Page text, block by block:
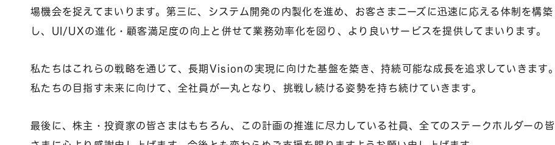
場機会を捉えてまいります。第三に、システム開発の内製化を進め、お客さまニーズに迅速に応える体制を構築
し、UI/UXの進化・顧客満足度の向上と併せて業務効率化を図り、より良いサービスを提供してまいります。
私たちはこれらの戦略を通じて、長期Visionの実現に向けた基盤を築き、持続可能な成長を追求していきます。
私たちの目指す未来に向けて、全社員が一丸となり、挑戦し続ける姿勢を持ち続けていきます。
最後に、株主・投資家の皆さまはもちろん、この計画の推進に尽力している社員、全てのステークホルダーの皆